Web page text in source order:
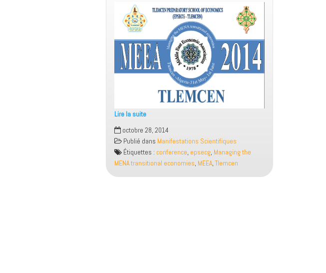
Lire la suite
13th
International
Conference
of
MEEA
octobre 28, 2014
Publié dans Manifestations Scientifiques
Étiquettes : conference, epsecg, Managing the
MENA transitional economies, MEEA,Tlemcen